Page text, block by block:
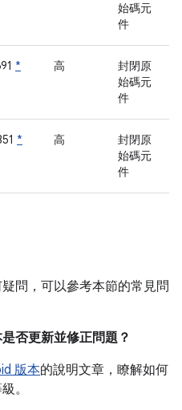
始碼元
件
* 高
封閉原
始碼元
件
* 高
封閉原
始碼元
件
問，可以參考本節的常見問
否更新並修正問題？
版本的說明文章，瞭解如何
。